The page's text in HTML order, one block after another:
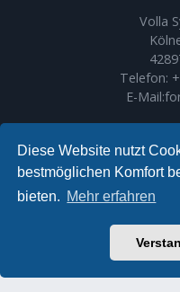
Diese Website nutzt
bestmöglichen Komfort
bieten. Mehr erfahren
Volla
Telefon:
E-Mail:
Ariki